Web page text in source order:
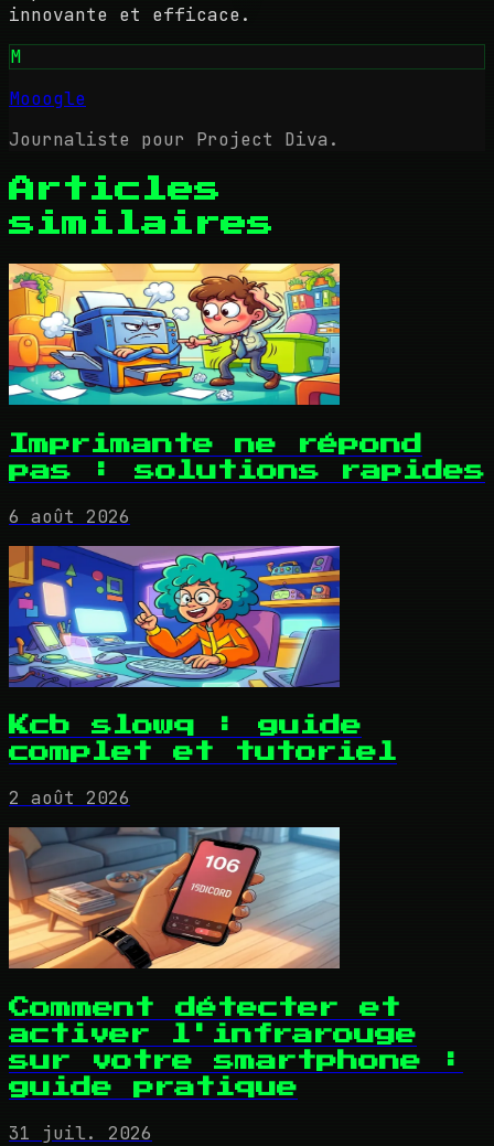
innovante et efficace.
M
Mooogle
Journaliste pour Project Diva.
Articles
similaires
Imprimante ne répond
pas : solutions rapides
6 août 2026
Kcb slowq : guide
complet et tutoriel
2 août 2026
Comment détecter et
activer l'infrarouge
sur votre smartphone :
guide pratique
31 juil. 2026